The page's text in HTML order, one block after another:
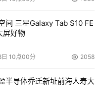
求，也是空前火热。
的技术实力，等某些热门
上币。
间 三星Galaxy Tab S10 FE
屏好物
10点00分 2058
半导体乔迁新址前海人寿大